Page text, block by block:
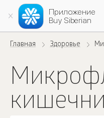
Приложение
Buy Siberian
Главная Здоровье